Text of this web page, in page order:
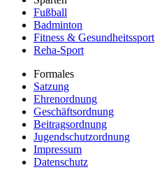
Fußball
Badminton
Fitness & Gesundheitssport
Reha-Sport
Formales
Satzung
Ehrenordnung
Geschäftsordnung
Beitragsordnung
Jugendschutzordnung
Impressum
Datenschutz